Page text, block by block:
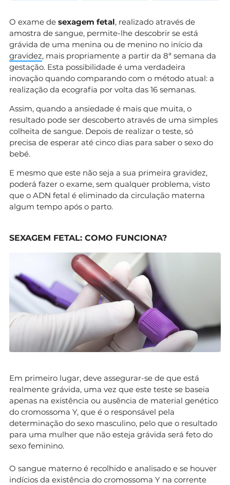
O exame de sexagem fetal, realizado através de
amostra de sangue, permite-lhe descobrir se está
grávida de uma menina ou de menino no início da
gravidez, mais propriamente a partir da 8ª semana da
gestação. Esta possibilidade é uma verdadeira
inovação quando comparando com o método atual: a
realização da ecografia por volta das 16 semanas.
Assim, quando a ansiedade é mais que muita, o
resultado pode ser descoberto através de uma simples
colheita de sangue. Depois de realizar o teste, só
precisa de esperar até cinco dias para saber o sexo do
bebé.
E mesmo que este não seja a sua primeira gravidez,
poderá fazer o exame, sem qualquer problema, visto
que o ADN fetal é eliminado da circulação materna
algum tempo após o parto.
SEXAGEM FETAL: COMO FUNCIONA?
Em primeiro lugar, deve assegurar-se de que está
realmente grávida, uma vez que este teste se baseia
apenas na existência ou ausência de material genético
do cromossoma Y, que é o responsável pela
determinação do sexo masculino, pelo que o resultado
para uma mulher que não esteja grávida será feto do
sexo feminino.
O sangue materno é recolhido e analisado e se houver
indícios da existência do cromossoma Y na corrente